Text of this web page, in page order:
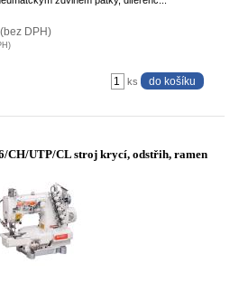
(bez DPH)
ks
CH/UTP/CL stroj krycí, odstřih, ramen